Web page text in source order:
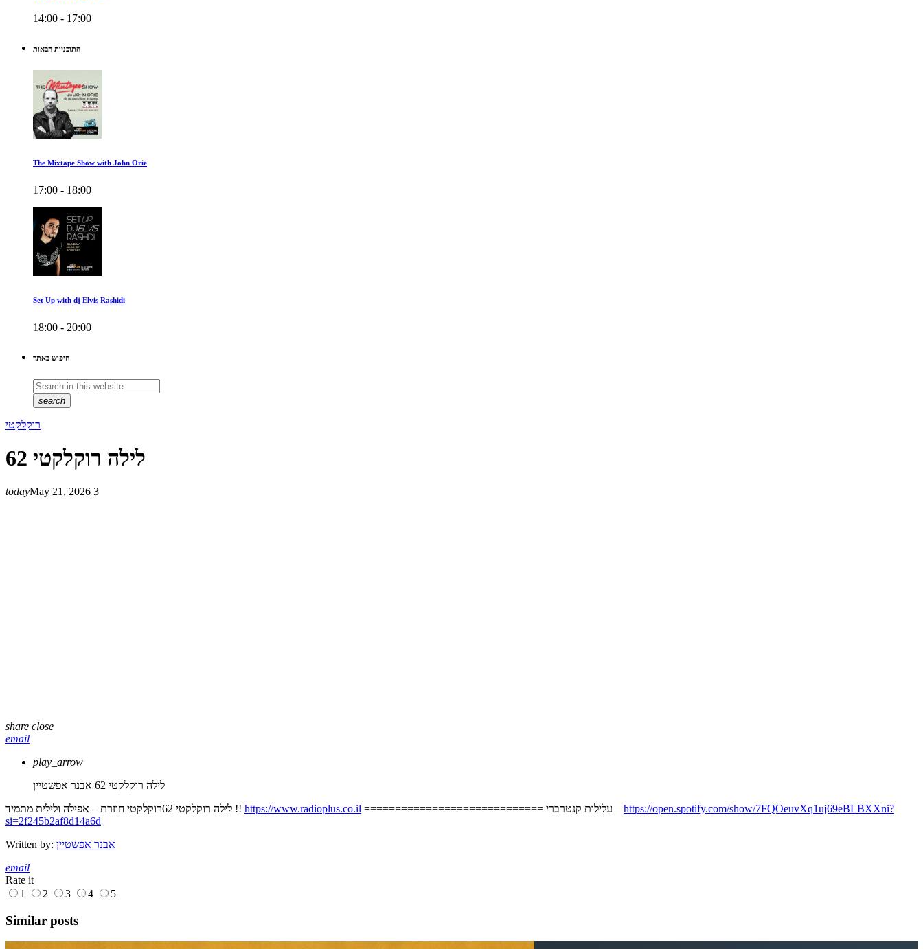
14:00 - 17:00
התוכניות הבאות
The Mixtape Show with John Orie
17:00 - 18:00
Set Up with dj Elvis Rashidi
18:00 - 20:00
חיפוש באתר
search
רוקלקטי
לילה רוקלקטי 62
todayMay 21, 2026 3
share close
email
play_arrow
לילה רוקלקטי 62
אבנר אפשטיין
לילה רוקלקטי 62רוקלקטי חוזרת – אפילה ולילית מתמיד !! https://www.radioplus.co.il ============================= עלילות קנטרברי – https://open.spotify.com/show/7FQOeuvXq1uj69eBLBXXni?
si=2f245b2af8d14a6d
Written by: אבנר אפשטיין
email
Rate it
1
2 3 4 5
Similar posts